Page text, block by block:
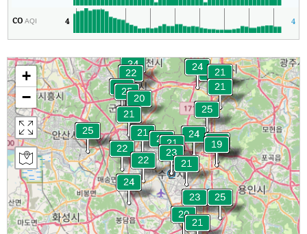
COAQI 4 4
+
−